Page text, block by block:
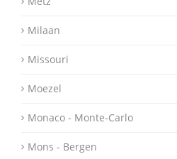
Milaan
Missouri
Moezel
Monaco - Monte-Carlo
Mons - Bergen